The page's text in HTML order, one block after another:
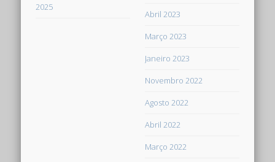
2025
Abril 2023
Março 2023
Janeiro 2023
Novembro 2022
Agosto 2022
Abril 2022
Março 2022